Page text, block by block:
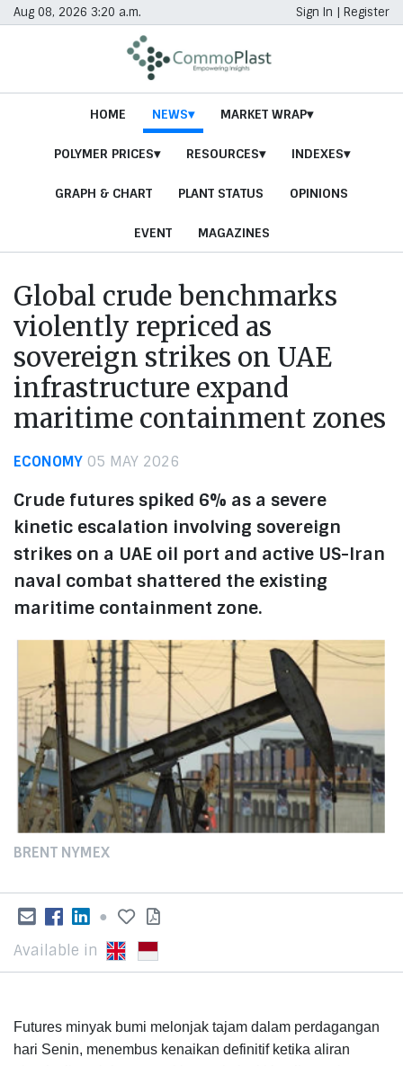
Aug 08, 2026 3:20 a.m. Sign In | Register
HOME NEWS MARKET WRAP
POLYMER PRICES RESOURCES INDEXES
GRAPH & CHART PLANT STATUS OPINIONS
EVENT MAGAZINES
Global crude benchmarks
violently repriced as
sovereign strikes on UAE
infrastructure expand
maritime containment zones
ECONOMY 05 MAY 2026
Crude futures spiked 6% as a severe
kinetic escalation involving sovereign
strikes on a UAE oil port and active US-Iran
naval combat shattered the existing
maritime containment zone.
BRENT NYMEX
●
Available in
Futures minyak bumi melonjak tajam dalam perdagangan
hari Senin, menembus kenaikan definitif ketika aliran